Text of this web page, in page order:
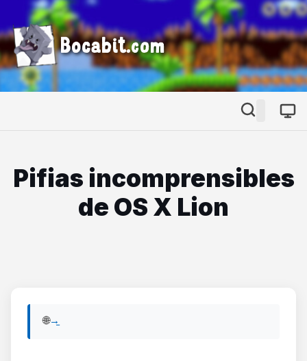
Bocabit.com
Pifias incomprensibles
de OS X Lion
🌐 View English version of this post:Read in English →